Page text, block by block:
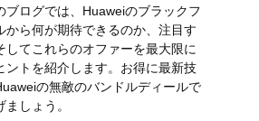
ブログでは、Huaweiのブラックフ
から何が期待できるのか、注目す
してこれらのオファーを最大限に
ントを紹介します。お得に最新技
の無敵のバンドルディールで
しょう。